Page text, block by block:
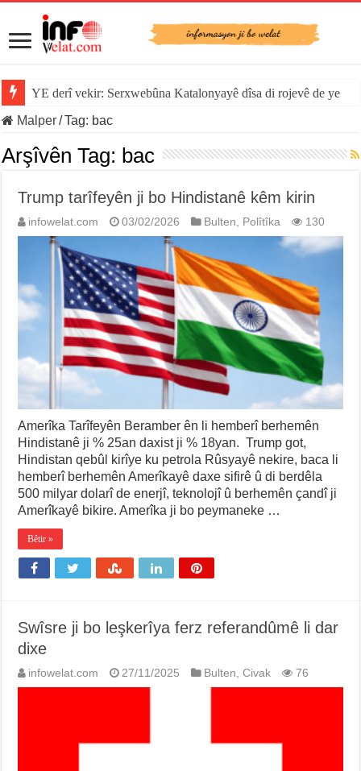
Sînorê di navbera Îspanya û Cebelîtariqê de hate rakirin
Malper/Tag: bac
Arşîvên Tag: bac
Trump tarîfeyên ji bo Hindistanê kêm kirin
infowelat.com 03/02/2026 Bulten, Polîtîka 130
Amerîka Tarîfeyên Beramber ên li hemberî berhemên
Hindistanê ji % 25an daxist ji % 18yan. Trump got,
Hindistan qebûl kirîye ku petrola Rûsyayê nekire, baca li
hemberî berhemên Amerîkayê daxe sifirê û di berdêla
500 milyar dolarî de enerjî, teknolojî û berhemên çandî ji
Amerîkayê bikire. Amerîka ji bo peymaneke …
Bêtir »
Swîsre ji bo leşkerîya ferz referandûmê li dar
dixe
infowelat.com 27/11/2025 Bulten,Civak 76